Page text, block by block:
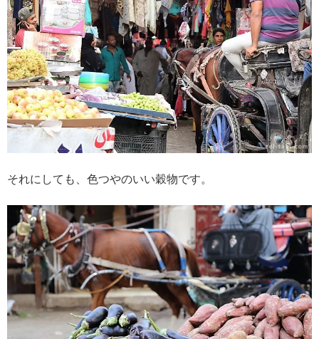
それにしても、色つやのいい穀物です。